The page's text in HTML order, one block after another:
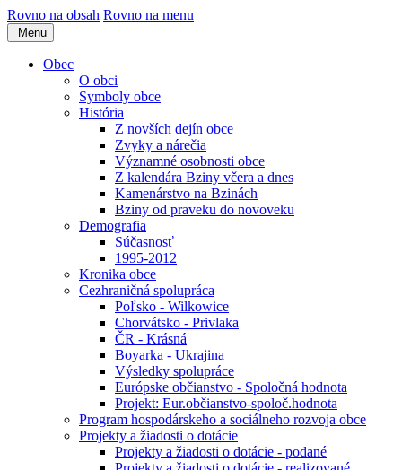
Rovno na obsah Rovno na menu
Menu
Obec
O obci
Symboly obce
História
Z novších dejín obce
Zvyky a nárečia
Významné osobnosti obce
Z kalendára Bziny včera a dnes
Kamenárstvo na Bzinách
Bziny od praveku do novoveku
Demografia
Súčasnosť
1995-2012
Kronika obce
Cezhraničná spolupráca
Poľsko - Wilkowice
Chorvátsko - Privlaka
ČR - Krásná
Boyarka - Ukrajina
Výsledky spolupráce
Európske občianstvo - Spoločná hodnota
Projekt: Eur.občianstvo-spoloč.hodnota
Program hospodárskeho a sociálneho rozvoja obce
Projekty a žiadosti o dotácie
Projekty a žiadosti o dotácie - podané